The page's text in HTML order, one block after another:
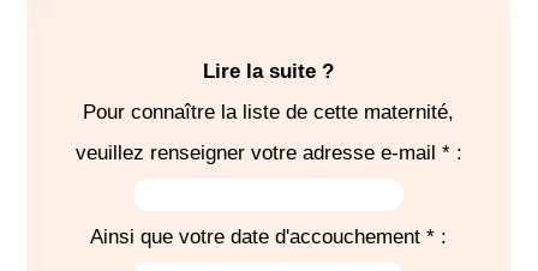
Lire la suite ?
Pour connaître la liste de cette maternité,
veuillez renseigner votre adresse e-mail * :
Ainsi que votre date d'accouchement * :
SÉJOUR
6 brassières laine
bodiesmanches longues